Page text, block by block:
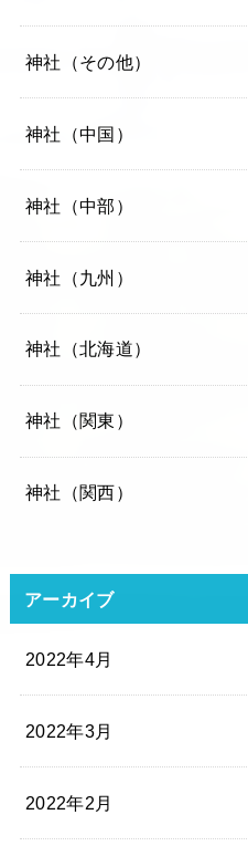
神社（その他）
神社（中国）
神社（中部）
神社（九州）
神社（北海道）
神社（関東）
神社（関西）
アーカイブ
2022年4月
2022年3月
2022年2月